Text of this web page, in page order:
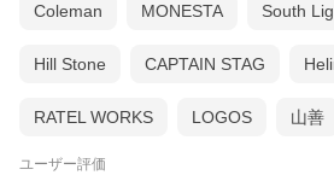
Coleman MONESTA South
Hill Stone CAPTAIN STAG
RATEL WORKS LOGOS 山善
ユーザー評価